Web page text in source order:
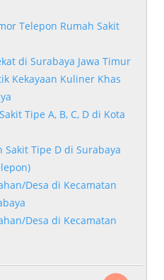
Telepon Rumah Sakit
di Surabaya Jawa Timur
Kekayaan Kuliner Khas
Tipe A, B, C, D di Kota
Sakit Tipe D di Surabaya
Desa di Kecamatan
Desa di Kecamatan